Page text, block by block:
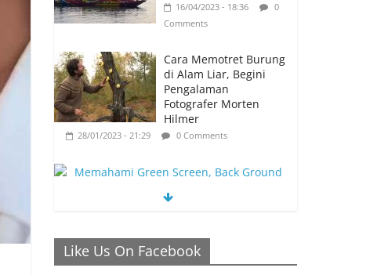
16/04/2023 - 18:36
0
Comments
Cara Memotret Burung
di Alam Liar, Begini
Pengalaman
Fotografer Morten
Hilmer
28/01/2023 - 21:29 0 Comments
Netral yang Bisa Membuat Video Anda
Semakin Menarik
26/01/2023 - 21:04 0 Comments
Like Us On Facebook